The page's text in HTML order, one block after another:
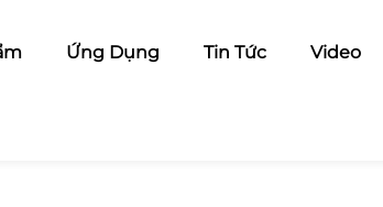
Ứng Dụng Tin Tức Video